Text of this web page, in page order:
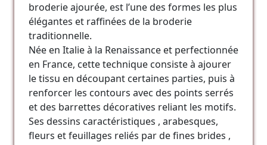
broderie ajourée, est l’une des formes les plus
élégantes et raffinées de la broderie
traditionnelle.
Née en Italie à la Renaissance et perfectionnée
en France, cette technique consiste à ajourer
le tissu en découpant certaines parties, puis à
renforcer les contours avec des points serrés
et des barrettes décoratives reliant les motifs.
Ses dessins caractéristiques , arabesques,
fleurs et feuillages reliés par de fines brides ,